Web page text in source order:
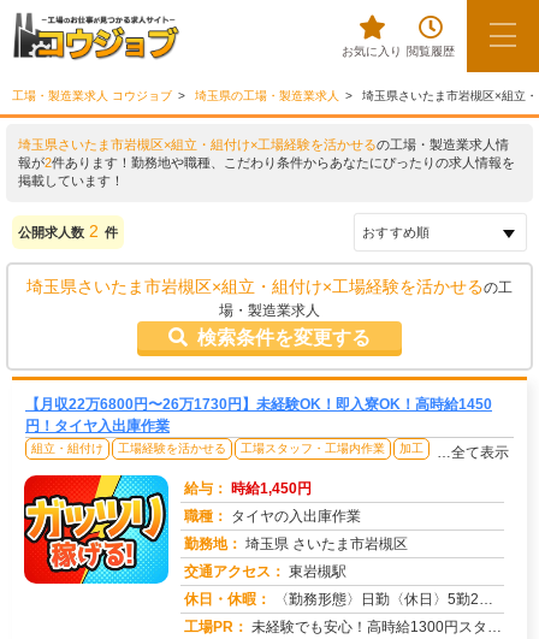
お気に入り 閲覧履歴
工場・製造業求人 コウジョブ 埼玉県の工場・製造業求人 埼玉県さいたま市岩槻区×組立
埼玉県さいたま市岩槻区×組立・組付け×工場経験を活かせるの工場・製造業求人情
報が2件あります！勤務地や職種、こだわり条件からあなたにぴったりの求人情報を
掲載しています！
公開求人数 2 件
埼玉県さいたま市岩槻区×組立・組付け×工場経験を活かせるの工
場・製造業求人
検索条件を変更する
【月収22万6800円〜26万1730円】未経験OK！即入寮OK！高時給1450
円！タイヤ入出庫作業
組立・組付け 工場経験を活かせる 工場スタッフ・工場内作業 加工 …全て表示
給与： 時給1,450円
職種： タイヤの入出庫作業
勤務地： 埼玉県 さいたま市岩槻区
交通アクセス： 東岩槻駅
休日・休暇：
〈勤務形態〉日勤〈休日〉5勤2休★ＧＷ★夏季休暇★冬季休暇★年末年始
工場PR： 未経験でも安心！高時給1300円スタートの求人です！→ 先輩スタッフが丁寧に指導しますので、安心して始められます。...